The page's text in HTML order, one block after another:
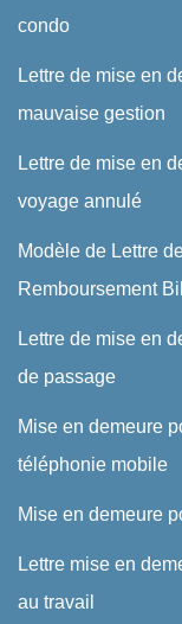
condo
Lettre de mise en
mauvaise gestion
Lettre de mise en
voyage annulé
Modèle de Lettre
Remboursement
Lettre de mise en
de passage
Mise en demeure
téléphonie mobile
Mise en demeure
Lettre mise en
au travail